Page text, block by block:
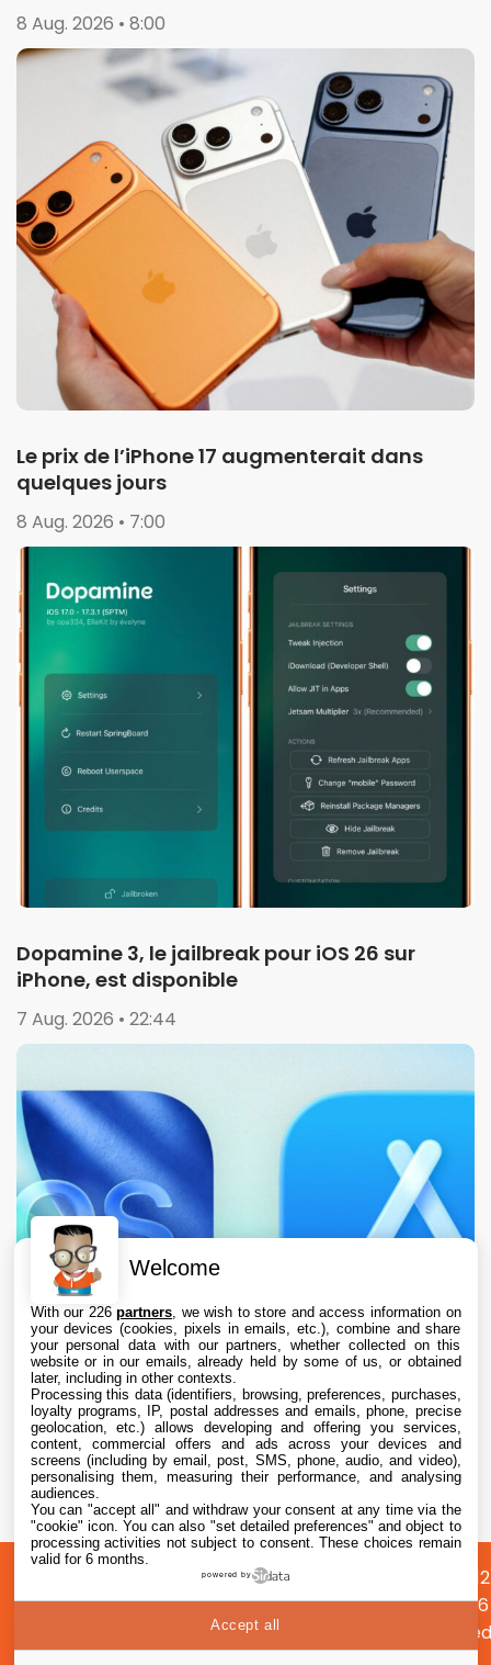
8 Aug. 2026 • 8:00
Le prix de l’iPhone 17 augmenterait dans
quelques jours
8 Aug. 2026 • 7:00
Dopamine 3, le jailbreak pour iOS 26 sur
iPhone, est disponible
7 Aug. 2026 • 22:44
L’App Store est en panne pour plusieurs
utilisateurs, selon Apple
7 Aug. 2026 • 19:34
propos
Préférences
cookies
Confidentialité
©
2026
Welcome
With our 226partners , we wish to store and access information on
your devices (cookies, pixels in emails, etc.), combine and share
your personal data with our partners, whether collected on this
website or in our emails, already held by some of us, or obtained
later, including in other contexts.
Processing this data (identifiers, browsing, preferences, purchases,
loyalty programs, IP, postal addresses and emails, phone, precise
geolocation, etc.) allows developing and offering you services,
content, commercial offers and ads across your devices and
screens (including by email, post, SMS, phone, audio, and video),
personalising them, measuring their performance, and analysing
audiences.
You can "accept all" and withdraw your consent at any time via the
"cookie" icon. You can also "set detailed preferences" and object to
processing activities not subject to consent. These choices remain
valid for 6 months.
powered by
Accept all